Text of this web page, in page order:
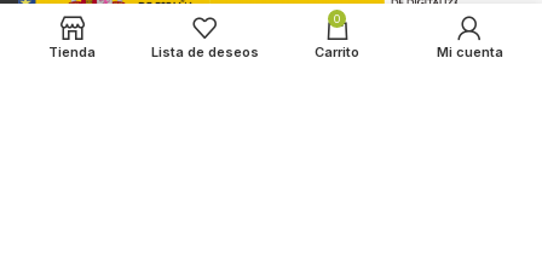
Tienda Lista de deseos
0
Carrito Mi cuenta